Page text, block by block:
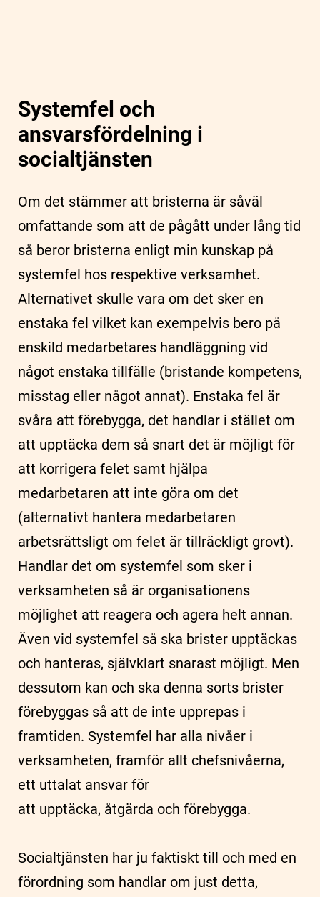
Systemfel och
ansvarsfördelning i
socialtjänsten
Om det stämmer att bristerna är såväl
omfattande som att de pågått under lång tid
så beror bristerna enligt min kunskap på
systemfel hos respektive verksamhet.
Alternativet skulle vara om det sker en
enstaka fel vilket kan exempelvis bero på
enskild medarbetares handläggning vid
något enstaka tillfälle (bristande kompetens,
misstag eller något annat). Enstaka fel är
svåra att förebygga, det handlar i stället om
att upptäcka dem så snart det är möjligt för
att korrigera felet samt hjälpa
medarbetaren att inte göra om det
(alternativt hantera medarbetaren
arbetsrättsligt om felet är tillräckligt grovt).
Handlar det om systemfel som sker i
verksamheten så är organisationens
möjlighet att reagera och agera helt annan.
Även vid systemfel så ska brister upptäckas
och hanteras, självklart snarast möjligt. Men
dessutom kan och ska denna sorts brister
förebyggas så att de inte upprepas i
framtiden. Systemfel har alla nivåer i
verksamheten, framför allt chefsnivåerna,
ett uttalat ansvar för
att upptäcka, åtgärda och förebygga.
Socialtjänsten har ju faktiskt till och med en
förordning som handlar om just detta,